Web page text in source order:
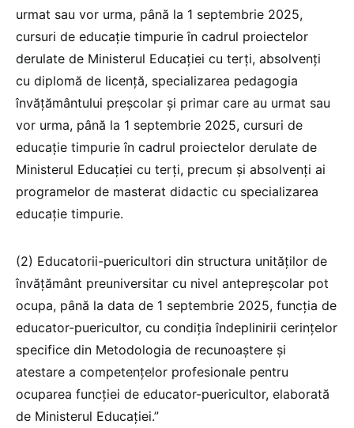
urmat sau vor urma, până la 1 septembrie 2025,
cursuri de educație timpurie în cadrul proiectelor
derulate de Ministerul Educației cu terți, absolvenți
cu diplomă de licență, specializarea pedagogia
învățământului preșcolar și primar care au urmat sau
vor urma, până la 1 septembrie 2025, cursuri de
educație timpurie în cadrul proiectelor derulate de
Ministerul Educației cu terți, precum și absolvenți ai
programelor de masterat didactic cu specializarea
educație timpurie.
(2) Educatorii-puericultori din structura unităților de
învățământ preuniversitar cu nivel antepreșcolar pot
ocupa, până la data de 1 septembrie 2025, funcția de
educator-puericultor, cu condiția îndeplinirii cerințelor
specifice din Metodologia de recunoaștere și
atestare a competențelor profesionale pentru
ocuparea funcției de educator-puericultor, elaborată
de Ministerul Educației.”